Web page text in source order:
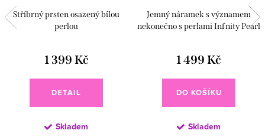
Stříbrný prsten osazený bílou
perlou
1 399 Kč
DETAIL
Skladem
Jemný náramek s významem
nekonečno s perlami Infnity Pearl
1 499 Kč
DO KOŠÍKU
Skladem